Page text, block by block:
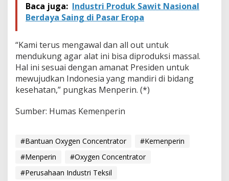
Baca juga: Industri Produk Sawit Nasional
Berdaya Saing di Pasar Eropa
“Kami terus mengawal dan all out untuk
mendukung agar alat ini bisa diproduksi massal.
Hal ini sesuai dengan amanat Presiden untuk
mewujudkan Indonesia yang mandiri di bidang
kesehatan,” pungkas Menperin. (*)
Sumber: Humas Kemenperin
#Bantuan Oxygen Concentrator
#Kemenperin
#Menperin
#Oxygen Concentrator
#Perusahaan Industri Teksil